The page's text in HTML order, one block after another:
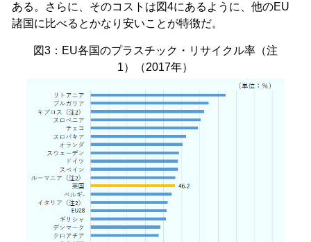
ある。さらに、そのコストは図4にあるように、他のEU
諸国に比べるとかなり安いことが特徴だ。
図3：EU各国のプラスチック・リサイクル率（注
1）（2017年）